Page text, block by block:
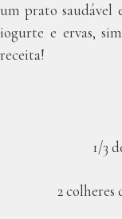
um prato saudável
iogurte e ervas,
receita!
1/3
2 colheres